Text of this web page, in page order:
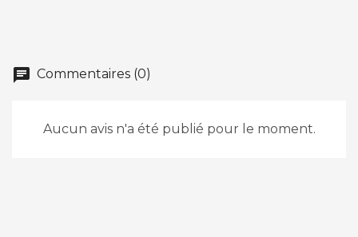
chat Commentaires (0)
Aucun avis n'a été publié pour le moment.